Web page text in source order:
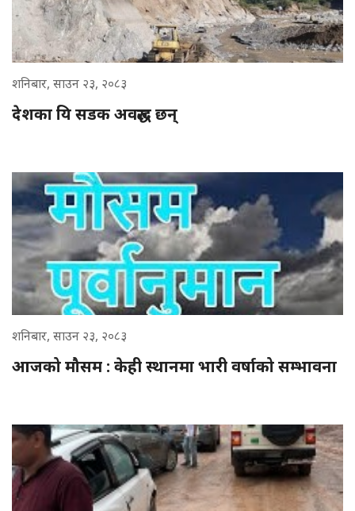
शनिबार, साउन २३, २०८३
देशका यि सडक अवरुद्ध छन्
शनिबार, साउन २३, २०८३
आजको मौसम : केही स्थानमा भारी वर्षाको सम्भावना